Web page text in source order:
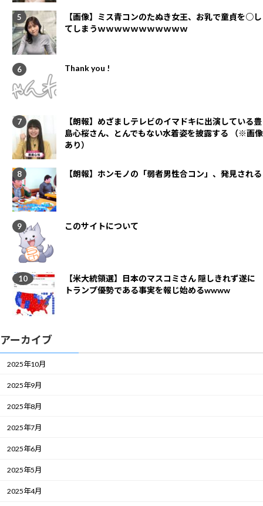
【画像】ミス青コンのたぬき女王、お乳で童貞を○し
てしまうｗｗｗｗｗｗｗｗｗｗｗ
Thank you !
【朗報】めざましテレビのイマドキに出演している豊
島心桜さん、とんでもない水着姿を披露する （※画像
あり）
【朗報】ホンモノの「弱者男性合コン」、発見される
このサイトについて
【米大統領選】日本のマスコミさん 隠しきれず遂に
トランプ優勢である事実を報じ始めるwwww
アーカイブ
2025年10月
2025年9月
2025年8月
2025年7月
2025年6月
2025年5月
2025年4月